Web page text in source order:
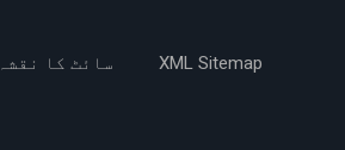
سائٹ کا نقشہ XML Sitemap